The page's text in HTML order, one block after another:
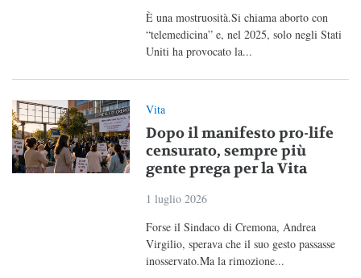
È una mostruosità.Si chiama aborto con
“telemedicina” e, nel 2025, solo negli Stati
Uniti ha provocato la...
Vita
Dopo il manifesto pro-life
censurato, sempre più
gente prega per la Vita
1 luglio 2026
Forse il Sindaco di Cremona, Andrea
Virgilio, sperava che il suo gesto passasse
inosservato.Ma la rimozione...